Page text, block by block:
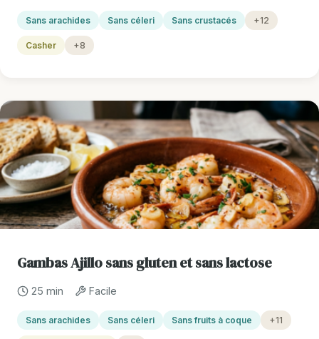
Sans arachides Sans céleri Sans crustacés +12
Casher +8
Gambas Ajillo sans gluten et sans lactose
25 min Facile
Sans arachides Sans céleri Sans fruits à coque +11